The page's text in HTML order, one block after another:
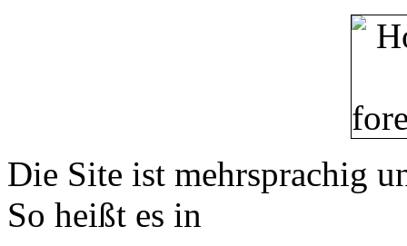
Die Site ist mehrsprachig
So heißt es in